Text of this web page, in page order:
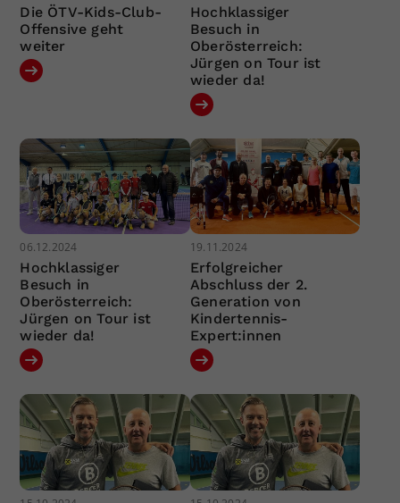
Die ÖTV-Kids-Club-
Offensive geht
weiter
Hochklassiger
Besuch in
Oberösterreich:
Jürgen on Tour ist
wieder da!
06.12.2024
Hochklassiger
Besuch in
Oberösterreich:
Jürgen on Tour ist
wieder da!
19.11.2024
Erfolgreicher
Abschluss der 2.
Generation von
Kindertennis-
Expert:innen